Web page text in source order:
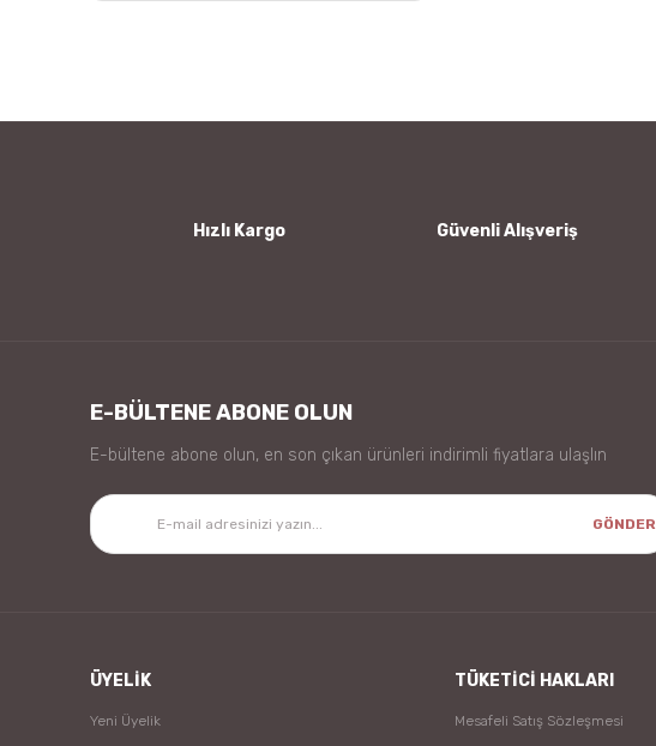
Hızlı Kargo Güvenli Alışveriş
E-BÜLTENE ABONE OLUN
E-bültene abone olun, en son çıkan ürünleri indirimli fiyatlara ulaşlın
GÖNDER
ÜYELİK
Yeni Üyelik
TÜKETİCİ HAKLARI
Mesafeli Satış Sözleşmesi